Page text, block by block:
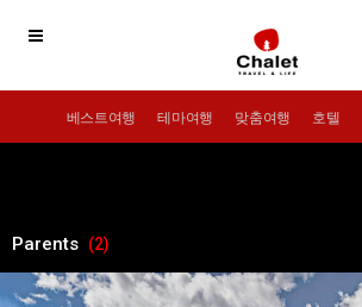
베스트여행 테마여행 맞춤여행 호텔
Parents (2)